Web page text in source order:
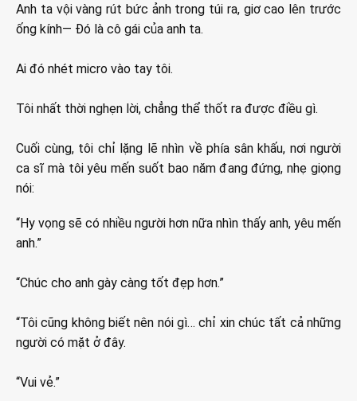
Anh ta vội vàng rút bức ảnh trong túi ra, giơ cao lên trước
ống kính— Đó là cô gái của anh ta.
Ai đó nhét micro vào tay tôi.
Tôi nhất thời nghẹn lời, chẳng thể thốt ra được điều gì.
Cuối cùng, tôi chỉ lặng lẽ nhìn về phía sân khấu, nơi người
ca sĩ mà tôi yêu mến suốt bao năm đang đứng, nhẹ giọng
nói:
“Hy vọng sẽ có nhiều người hơn nữa nhìn thấy anh, yêu mến
anh.”
“Chúc cho anh gày càng tốt đẹp hơn.”
“Tôi cũng không biết nên nói gì… chỉ xin chúc tất cả những
người có mặt ở đây.
“Vui vẻ.”